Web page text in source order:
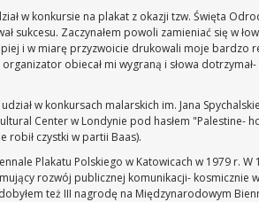
w konkursie na plakat z okazji tzw. Święta
sukcesu. Zaczynałem powoli zamieniać się w
i w miarę przyzwoicie drukowali moje
obiecał mi wygraną i słowa
w konkursach malarskich im. Jana
Center w Londynie pod hasłem "Palestine-
robił czystki w partii Baas).
Plakatu Polskiego w Katowicach w 1979 r.
rozwój publicznej komunikacji- kosmicznie
też III nagrodę na Międzynarodowym